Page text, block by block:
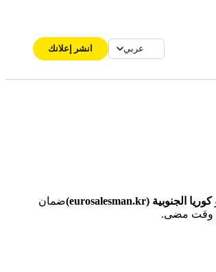
عربي انشر إعلانك
كوريا الجنوبية (eurosalesman.kr)
ضمان
وقت مضى.